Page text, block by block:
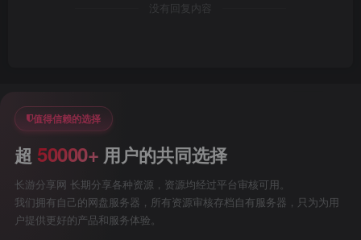
没有回复内容
值得信赖的选择
超 50000+ 用户的共同选择
长游分享网 长期分享各种资源，资源均经过平台审核可用。
我们拥有自己的网盘服务器，所有资源审核存档自有服务器，只为为用
户提供更好的产品和服务体验。